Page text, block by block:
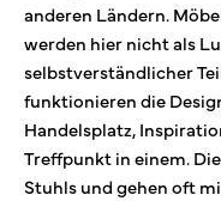
anderen Ländern.
werden hier nicht als
selbstverständlicher
funktionieren die
Handelsplatz,
Treffpunkt in einem.
Stuhls und gehen oft